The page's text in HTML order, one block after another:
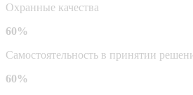
Охранные качества
60%
Самостоятельность в принятии
60%